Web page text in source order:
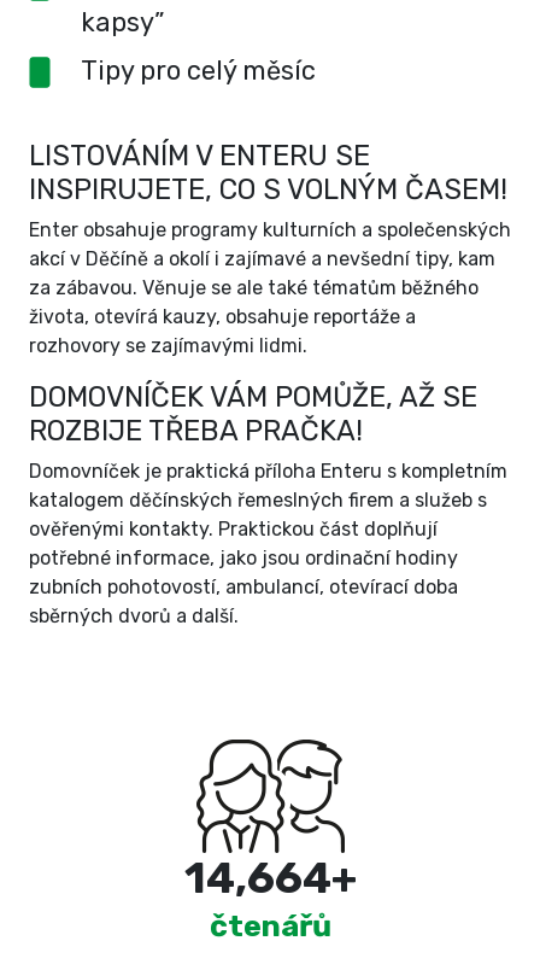
kapsy”
Tipy pro celý měsíc
LISTOVÁNÍM V ENTERU SE
INSPIRUJETE, CO S VOLNÝM ČASEM!
Enter obsahuje programy kulturních a společenských
akcí v Děčíně a okolí i zajímavé a nevšední tipy, kam
za zábavou. Věnuje se ale také tématům běžného
života, otevírá kauzy, obsahuje reportáže a
rozhovory se zajímavými lidmi.
DOMOVNÍČEK VÁM POMŮŽE, AŽ SE
ROZBIJE TŘEBA PRAČKA!
Domovníček je praktická příloha Enteru s kompletním
katalogem děčínských řemeslných firem a služeb s
ověřenými kontakty. Praktickou část doplňují
potřebné informace, jako jsou ordinační hodiny
zubních pohotovostí, ambulancí, otevírací doba
sběrných dvorů a další.
15,000+
čtenářů